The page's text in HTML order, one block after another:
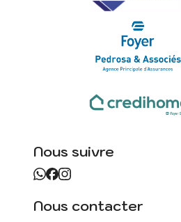
Nous suivre
Nous contacter